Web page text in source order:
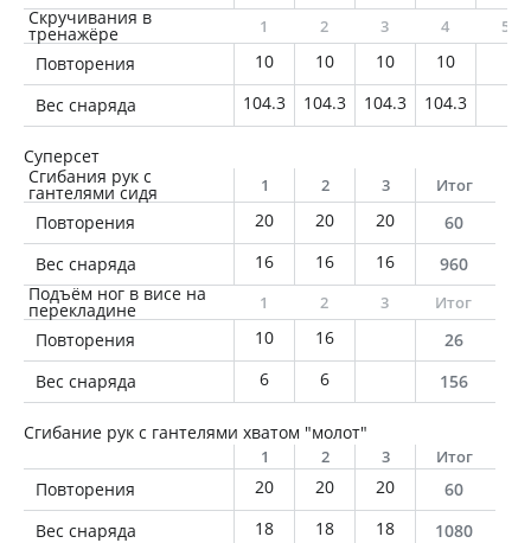
Скручивания в
тренажёре 1 2 3 4 5
Повторения 10 10 10
10
Вес снаряда
104.3 104.3 104.3 104.3
Суперсет
Сгибания рук с
гантелями сидя 1 2 3 Итог
Повторения 20 20 20
60
Вес снаряда
16 16 16
960
Подъём ног в висе на
перекладине 1 2 3 Итог
Повторения 10 16
26
Вес снаряда
6 6 156
Сгибание рук с гантелями хватом "молот"
1 2 3 Итог
Повторения 20 20 20
60
Вес снаряда
18 18 18 1080